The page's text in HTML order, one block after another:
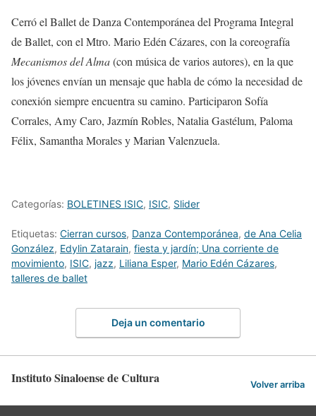
Cerró el Ballet de Danza Contemporánea del Programa Integral
de Ballet, con el Mtro. Mario Edén Cázares, con la coreografía
Mecanismos del Alma(con música de varios autores), en la que
los jóvenes envían un mensaje que habla de cómo la necesidad de
conexión siempre encuentra su camino. Participaron Sofía
Corrales, Amy Caro, Jazmín Robles, Natalia Gastélum, Paloma
Félix, Samantha Morales y Marian Valenzuela.
Categorías: BOLETINES ISIC, ISIC, Slider
Etiquetas: Cierran cursos, Danza Contemporánea, de Ana Celia
González, Edylin Zatarain, fiesta y jardín; Una corriente de
movimiento, ISIC, jazz, Liliana Esper, Mario Edén Cázares,
talleres de ballet
Deja un comentario
Instituto Sinaloense de Cultura Volver arriba